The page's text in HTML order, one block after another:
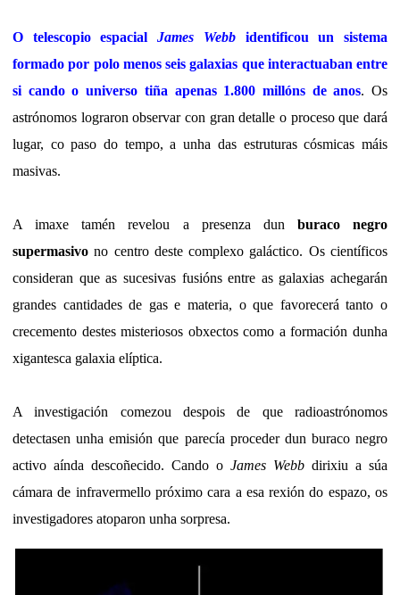
O telescopio espacialJames Webbidentificou un sistema
formado por polo menos seis galaxias que interactuaban entre
si cando o universo tiña apenas 1.800 millóns de anos. Os
astrónomos lograron observar con gran detalle o proceso que dará
lugar, co paso do tempo, a unha das estruturas cósmicas máis
masivas.
A imaxe tamén revelou a presenza dun buraco negro
supermasivo no centro deste complexo galáctico. Os científicos
consideran que as sucesivas fusións entre as galaxias achegarán
grandes cantidades de gas e materia, o que favorecerá tanto o
crecemento destes misteriosos obxectos como a formación dunha
xigantesca galaxia elíptica.
A investigación comezou despois de que radioastrónomos
detectasen unha emisión que parecía proceder dun buraco negro
activo aínda descoñecido. Cando o James Webb dirixiu a súa
cámara de infravermello próximo cara a esa rexión do espazo, os
investigadores atoparon unha sorpresa.